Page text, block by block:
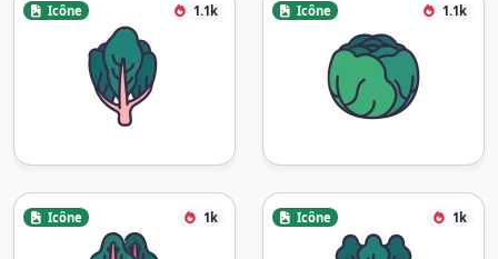
Icône 1.1k Icône 1.1k
Icône 1k Icône 1k